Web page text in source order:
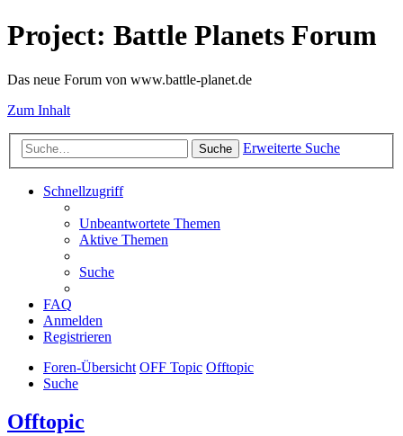
Project: Battle Planets Forum
Das neue Forum von www.battle-planet.de
Zum Inhalt
Suche Erweiterte Suche
Schnellzugriff
Unbeantwortete Themen
Aktive Themen
Suche
FAQ
Anmelden
Registrieren
Foren-Übersicht OFF Topic Offtopic
Suche
Offtopic